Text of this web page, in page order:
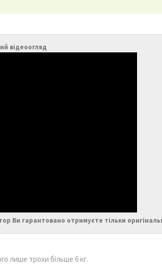
відеоогляд
Ви гарантовано отримуєте тільки
лише трохи більше 6 кг.